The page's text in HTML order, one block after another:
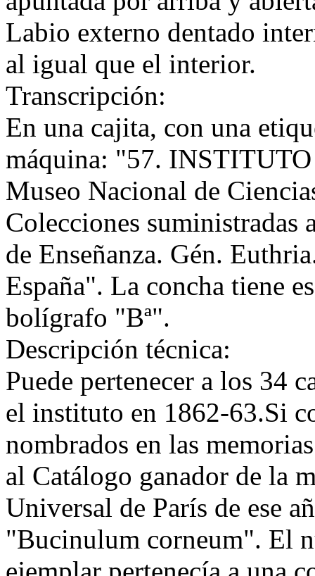
Labio externo dentado
al igual que el interior.
Transcripción:
En una cajita, con una
máquina: "57.
Museo Nacional de
Colecciones suministradas
de Enseñanza. Gén.
España". La concha tiene
bolígrafo "Bª".
Descripción técnica:
Puede pertenecer a los 34
el instituto en 1862-63.Si
nombrados en las
al Catálogo ganador de la
Universal de París de ese
"Bucinulum corneum". El